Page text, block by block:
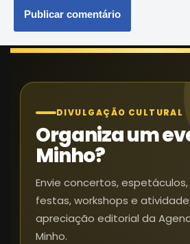
DIVULGAÇÃO CULTURAL
Organiza um
Minho?
Envie concertos,
festas, workshops e
apreciação editorial da
Minho.